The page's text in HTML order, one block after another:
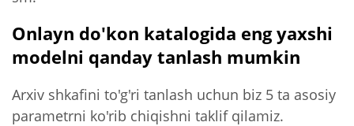
Onlayn do'kon katalogida eng yaxshi
modelni qanday tanlash mumkin
Arxiv shkafini to'g'ri tanlash uchun biz 5 ta asosiy
parametrni ko'rib chiqishni taklif qilamiz.